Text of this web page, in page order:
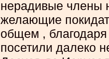
нерадивые члены
желающие
общем ,
посетили далеко